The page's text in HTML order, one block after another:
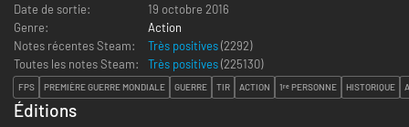
Date de sortie:
19 octobre 2016
Genre:
Action
Notes récentes Steam:
Très positives(2292)
Toutes les notes Steam:
Très positives(225130)
FPS PREMIÈRE GUERRE MONDIALE GUERRE TIR ACTION 1ʳᵉ PERSONNE HISTORIQUE
Éditions